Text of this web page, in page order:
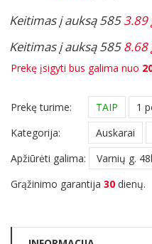
Keitimas į auksą 5853.89
Keitimas į auksą 5858.68
Prekę įsigyti bus galima nuo
Prekę turime: TAIP
1
Kategorija:
Auskarai
Apžiūrėti galima:
Varnių g.
Grąžinimo garantija 30 dienų.